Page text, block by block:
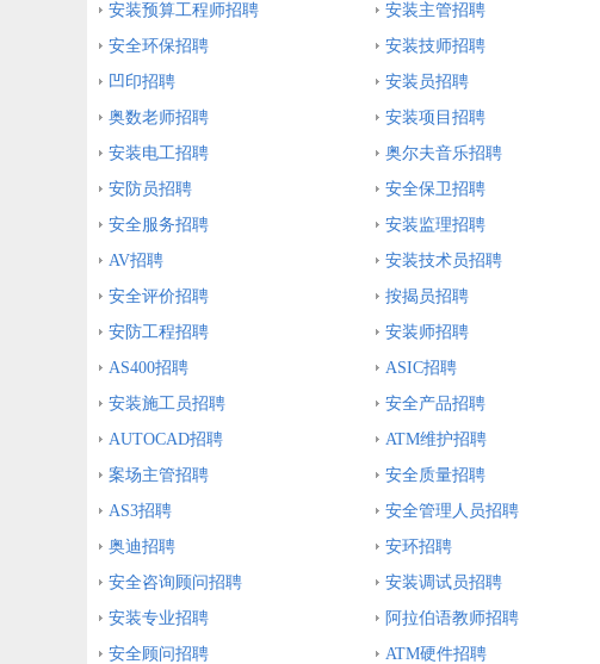
安装预算工程师招聘
安装主管招聘
安全环保招聘
安装技师招聘
凹印招聘
安装员招聘
奥数老师招聘
安装项目招聘
安装电工招聘
奥尔夫音乐招聘
安防员招聘
安全保卫招聘
安全服务招聘
安装监理招聘
AV招聘
安装技术员招聘
安全评价招聘
按揭员招聘
安防工程招聘
安装师招聘
AS400招聘
ASIC招聘
安装施工员招聘
安全产品招聘
AUTOCAD招聘
ATM维护招聘
案场主管招聘
安全质量招聘
AS3招聘
安全管理人员招聘
奥迪招聘
安环招聘
安全咨询顾问招聘
安装调试员招聘
安装专业招聘
阿拉伯语教师招聘
安全顾问招聘
ATM硬件招聘